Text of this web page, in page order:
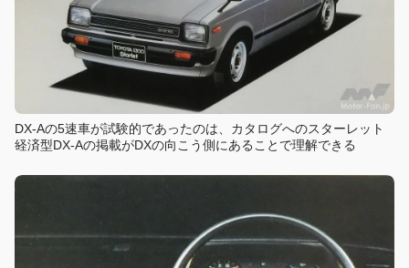
DX-Aの5速車が試験的であったのは、カタログへのスターレット
経済型DX-Aの掲載がDXの向こう側にあることで理解できる